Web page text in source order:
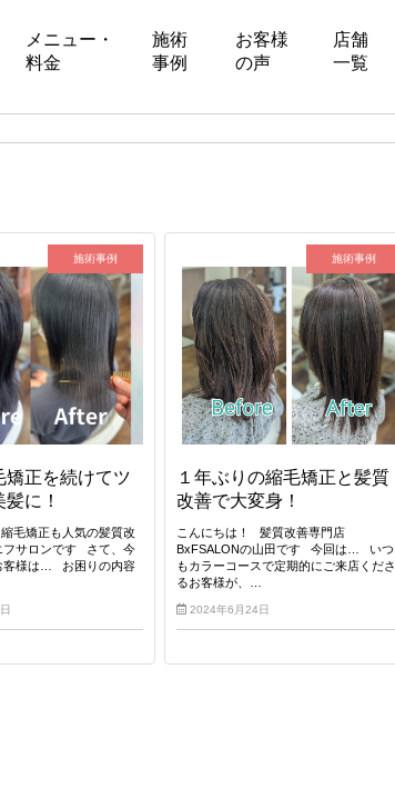
メニュー・
料金
施術
事例
お客様
の声
店舗
一覧
施術事例
矯正を続けてツ
に！
毛矯正も人気の髪質改
フサロンです さて、今
客様は… お困りの内容
施術事例
１年ぶりの縮毛矯正と髪質
改善で大変身！
こんにちは！ 髪質改善専門店
BxFSALONの山田です 今回は… いつ
もカラーコースで定期的にご来店くださ
るお客様が、…
2024年6月24日